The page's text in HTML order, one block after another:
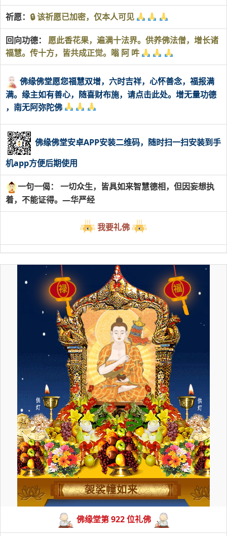
祈愿： 🔒 该祈愿已加密，仅本人可见
回向功德： 愿此香花果，遍满十法界。供养佛法僧，增长诸
福慧。传十方，皆共成正觉。嗡 阿 吽
佛缘佛堂愿您福慧双增，六时吉祥，心怀善念，福报满
满。缘主如有善心，随喜财布施，请点击此处。增无量功德
，南无阿弥陀佛
佛缘佛堂安卓APP安装二维码，随时扫一扫安装到手
机app方便后期使用
一句一偈： 一切众生，皆具如来智慧德相，但因妄想执
着，不能证得。—华严经
我要礼佛
福
禄
袈裟幢如来
佛缘堂第 922 位礼佛